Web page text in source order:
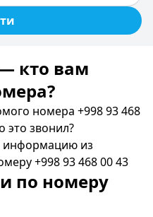
— кто вам
номера +998 93 468
это звонил?
из
+998 93 468 00 43
по номеру